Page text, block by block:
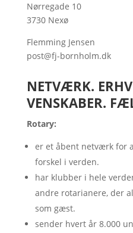
Nørregade 10
3730 Nexø
Flemming Jensen
post@fj-bornholm.dk
NETVÆRK.
VENSKABER.
Rotary:
er et åbent netværk for
forskel i verden.
har klubber i hele
andre rotarianere, der
som gæst.
sender hvert år 8.000